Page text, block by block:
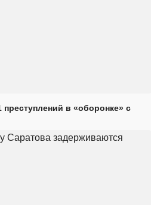
в «оборонке» с